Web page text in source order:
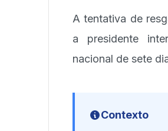
A tentativa de
a presidente
nacional de sete
Contexto